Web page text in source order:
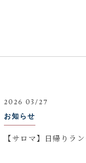
2026 03/27
お知らせ
【サロマ】日帰りラ